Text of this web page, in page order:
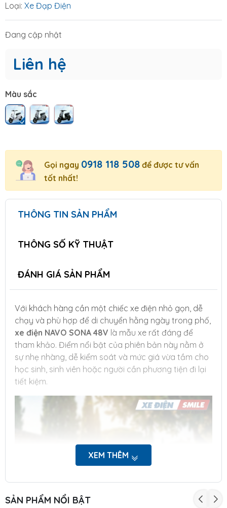
Loại: Xe Đạp Điện
Đang cập nhật
Liên hệ
Màu sắc
Gọi ngay 0918 118 508 để được tư vấn
tốt nhất!
THÔNG TIN SẢN PHẨM
THÔNG SỐ KỸ THUẬT
ĐÁNH GIÁ SẢN PHẨM
Với khách hàng cần một chiếc xe điện nhỏ gọn, dễ
chạy và phù hợp để di chuyển hằng ngày trong phố,
xe điện NAVO SONA 48V là mẫu xe rất đáng để
tham khảo. Điểm nổi bật của phiên bản này nằm ở
sự nhẹ nhàng, dễ kiểm soát và mức giá vừa tầm cho
học sinh, sinh viên hoặc người cần phương tiện đi lại
tiết kiệm.
XEM THÊM
SẢN PHẨM NỔI BẬT